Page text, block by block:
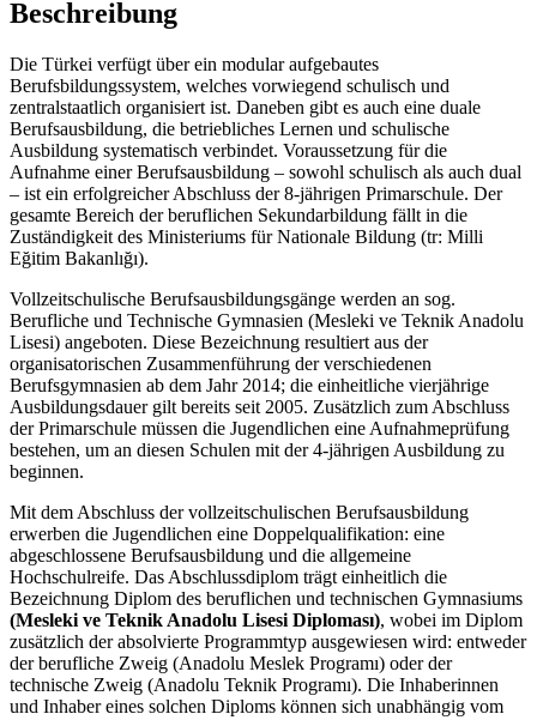
Beschreibung
Die Türkei verfügt über ein modular aufgebautes
Berufsbildungssystem, welches vorwiegend schulisch und
zentralstaatlich organisiert ist. Daneben gibt es auch eine duale
Berufsausbildung, die betriebliches Lernen und schulische
Ausbildung systematisch verbindet. Voraussetzung für die
Aufnahme einer Berufsausbildung – sowohl schulisch als auch dual
– ist ein erfolgreicher Abschluss der 8-jährigen Primarschule. Der
gesamte Bereich der beruflichen Sekundarbildung fällt in die
Zuständigkeit des Ministeriums für Nationale Bildung (tr: Milli
Eğitim Bakanlığı).
Vollzeitschulische Berufsausbildungsgänge werden an sog.
Berufliche und Technische Gymnasien (Mesleki ve Teknik Anadolu
Lisesi) angeboten. Diese Bezeichnung resultiert aus der
organisatorischen Zusammenführung der verschiedenen
Berufsgymnasien ab dem Jahr 2014; die einheitliche vierjährige
Ausbildungsdauer gilt bereits seit 2005. Zusätzlich zum Abschluss
der Primarschule müssen die Jugendlichen eine Aufnahmeprüfung
bestehen, um an diesen Schulen mit der 4-jährigen Ausbildung zu
beginnen.
Mit dem Abschluss der vollzeitschulischen Berufsausbildung
erwerben die Jugendlichen eine Doppelqualifikation: eine
abgeschlossene Berufsausbildung und die allgemeine
Hochschulreife. Das Abschlussdiplom trägt einheitlich die
Bezeichnung Diplom des beruflichen und technischen Gymnasiums
(Mesleki ve Teknik Anadolu Lisesi Diploması), wobei im Diplom
zusätzlich der absolvierte Programmtyp ausgewiesen wird: entweder
der berufliche Zweig (Anadolu Meslek Programı) oder der
technische Zweig (Anadolu Teknik Programı). Die Inhaberinnen
und Inhaber eines solchen Diploms können sich unabhängig vom